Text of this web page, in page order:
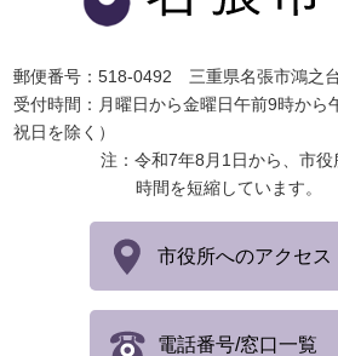
郵便番号：518-0492 三重県名張市鴻之
受付時間：月曜日から金曜日午前9時から
祝日を除く）
注：令和7年8月1日から、市
時間を短縮しています。
市役所へのアクセス
電話番号/窓口一覧